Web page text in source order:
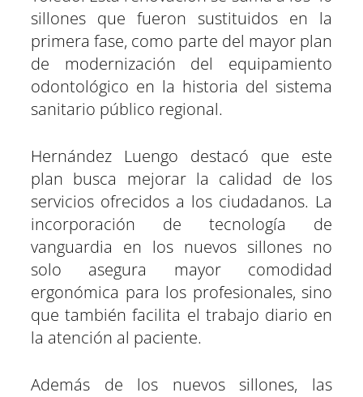
sillones que fueron sustituidos en la
primera fase, como parte del mayor plan
de modernización del equipamiento
odontológico en la historia del sistema
sanitario público regional.
Hernández Luengo destacó que este
plan busca mejorar la calidad de los
servicios ofrecidos a los ciudadanos. La
incorporación de tecnología de
vanguardia en los nuevos sillones no
solo asegura mayor comodidad
ergonómica para los profesionales, sino
que también facilita el trabajo diario en
la atención al paciente.
Además de los nuevos sillones, las